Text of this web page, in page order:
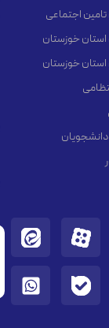
اجتماعی
استان خوزستان
استان خوزستان
دانشجویان